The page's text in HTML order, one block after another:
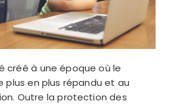
créé à une époque où le
en plus répandu et au
Outre la protection des